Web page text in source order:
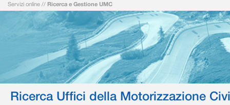
Servizi online // Ricerca e Gestione UMC
Ricerca Uffici della Motorizzazione